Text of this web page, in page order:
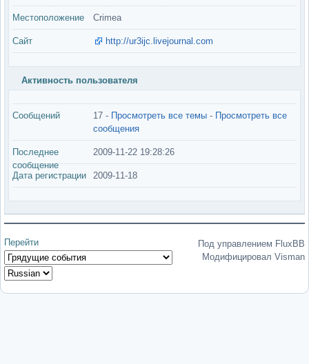
Местоположение Crimea
Сайт http://ur3ijc.livejournal.com
Активность пользователя
Сообщений 17 - Просмотреть все темы - Просмотреть все
сообщения
Последнее
сообщение
2009-11-22 19:28:26
Дата регистрации 2009-11-18
Перейти
Под управлением FluxBB
Модифицировал Visman